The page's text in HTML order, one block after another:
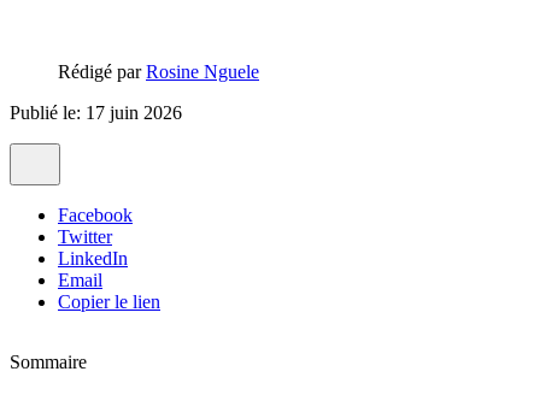
Rédigé parRosine Nguele
Publié le: 17 juin 2026
Facebook
Twitter
LinkedIn
Email
Copier le lien
Sommaire